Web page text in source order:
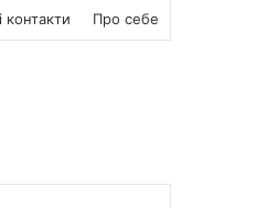
контакти Про себе